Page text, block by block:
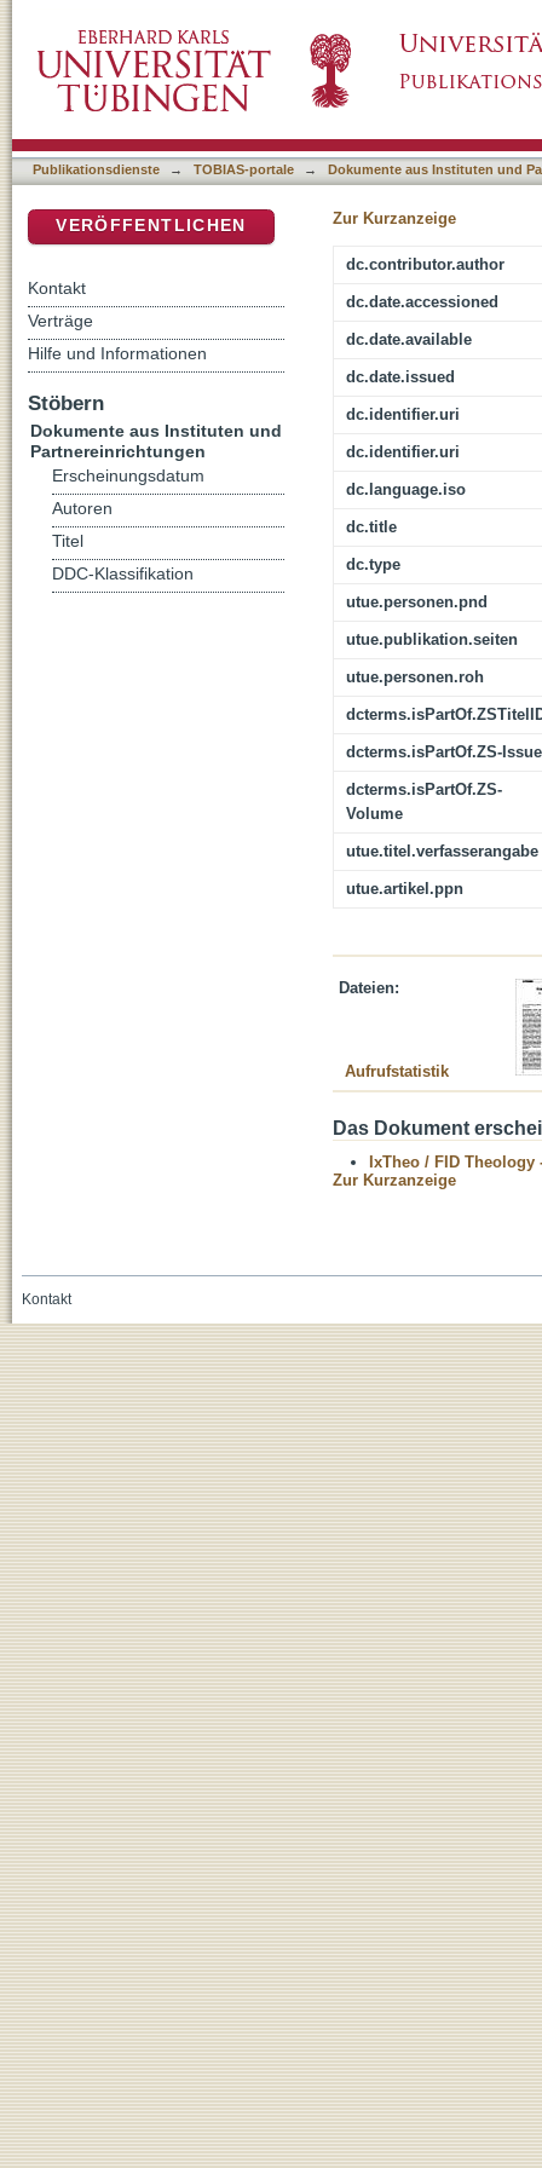
Publikationsdienste → TOBIAS-portale → Dokumente aus Instituten und
Zur Kurzanzeige
dc.contributor.author
dc.date.accessioned
dc.date.available
dc.date.issued
dc.identifier.uri
dc.identifier.uri
dc.language.iso
dc.title
dc.type
utue.personen.pnd
utue.publikation.seiten
utue.personen.roh
dcterms.isPartOf.ZS-Issue
dcterms.isPartOf.ZS-
Volume
utue.titel.verfasserangabe
utue.artikel.ppn
Dateien:
Aufrufstatistik
Das Dokument
IxTheo / FID Theology
Zur Kurzanzeige
VERÖFFENTLICHEN
Kontakt
Verträge
Hilfe und Informationen
Stöbern
Dokumente aus Instituten und
Partnereinrichtungen
Erscheinungsdatum
Autoren
Titel
DDC-Klassifikation
Kontakt